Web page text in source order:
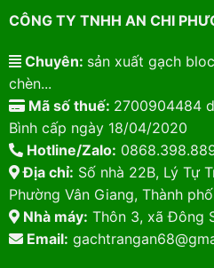
CÔNG TY TNHH AN CHI
Chuyên: sản xuất gạch
chèn...
Mã số thuế: 2700904484
Bình cấp ngày 18/04/2020
Hotline/Zalo:
Địa chỉ: Số nhà 22B, Lý Tự
Phường Vân Giang, Thành
Nhà máy: Thôn 3, xã Đông
Email: